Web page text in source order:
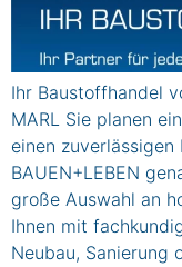
Ihr Baustoffhandel
MARL Sie planen
einen
BAUEN+LEBEN
große Auswahl an
Ihnen mit
Neubau, Sanierung